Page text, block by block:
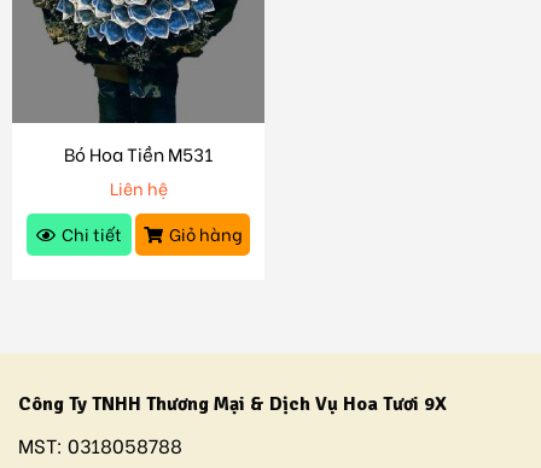
Bó Hoa Tiền M531
Liên hệ
Chi tiết
Giỏ hàng
Công Ty TNHH Thương Mại & Dịch Vụ Hoa Tươi 9X
MST: 0318058788